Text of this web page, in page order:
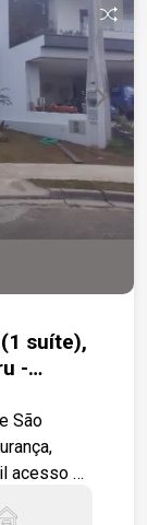
-
São
acesso à